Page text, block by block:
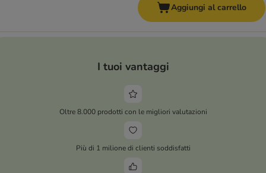
Aggiungi al carrello
I tuoi vantaggi
Oltre 8.000 prodotti con le migliori valutazioni
Più di 1 milione di clienti soddisfatti